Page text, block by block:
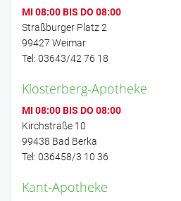
MI 08:00 BIS DO 08:00
Straßburger Platz 2
99427 Weimar
Tel: 03643/42 76 18
Klosterberg-Apotheke
MI 08:00 BIS DO 08:00
Kirchstraße 10
99438 Bad Berka
Tel: 036458/3 10 36
Kant-Apotheke